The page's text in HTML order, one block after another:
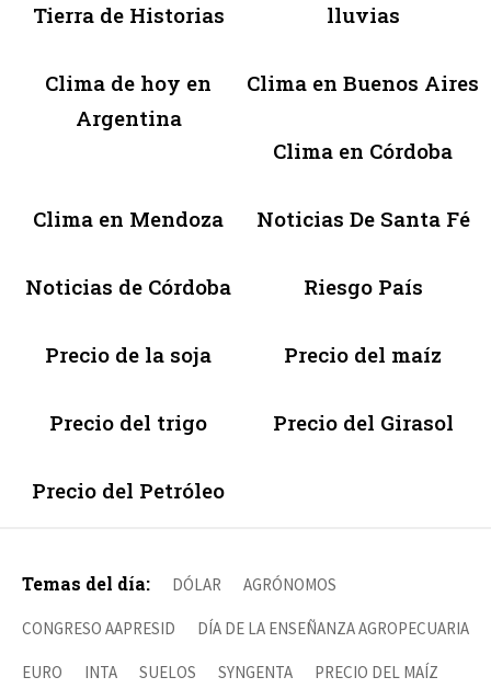
Tierra de Historias lluvias
Clima de hoy en
Argentina
Clima en Buenos Aires
Clima en Córdoba
Clima en Mendoza Noticias De Santa Fé
Noticias de Córdoba Riesgo País
Precio de la soja Precio del maíz
Precio del trigo Precio del Girasol
Precio del Petróleo
Temas del día: DÓLAR AGRÓNOMOS
CONGRESO AAPRESID DÍA DE LA ENSEÑANZA AGROPECUARIA
EURO INTA SUELOS SYNGENTA PRECIO DEL MAÍZ